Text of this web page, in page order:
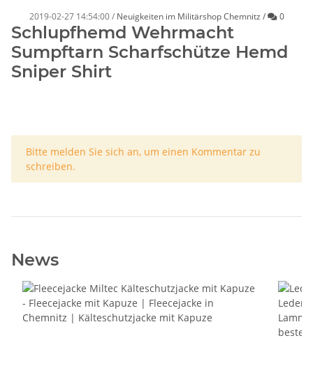
2019-02-27 14:54:00 / Neuigkeiten im Militärshop Chemnitz / 0
Schlupfhemd Wehrmacht
Sumpftarn Scharfschütze Hemd
Sniper Shirt
x
Bitte melden Sie sich an, um einen Kommentar zu
schreiben.
News